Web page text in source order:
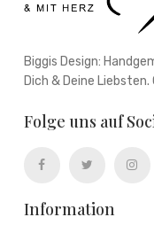
Biggis Design:
Dich & Deine
Folge uns auf
Information